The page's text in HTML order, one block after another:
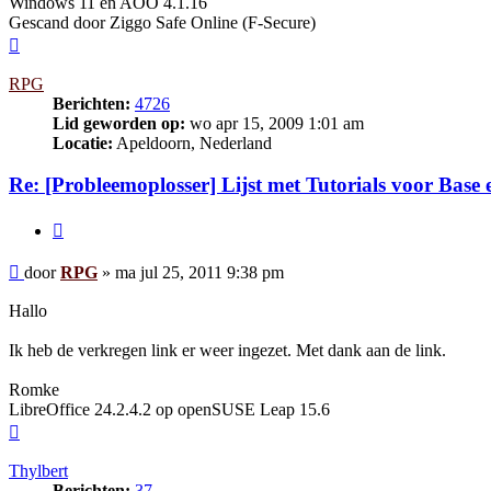
Gescand door Ziggo Safe Online (F-Secure)
RPG
Berichten: 4726
Lid geworden op: wo apr 15, 2009 1:01 am
Locatie: Apeldoorn, Nederland
Re: [Probleemoplosser] Lijst met Tutorials voor Base
Bericht
doorRPG » ma jul 25, 2011 9:38 pm
Hallo
Ik heb de verkregen link er weer ingezet. Met dank aan de link.
Romke
LibreOffice 24.2.4.2 op openSUSE Leap 15.6
Thylbert